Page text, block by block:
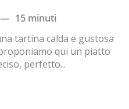
— 15 minuti
tartina calda e gustosa
qui un piatto
perfetto...